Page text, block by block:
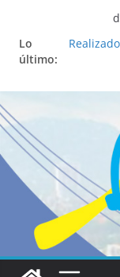
Lo
último:
La
Pop Up
Salud
hablarlo
Lo que
Story 5 y